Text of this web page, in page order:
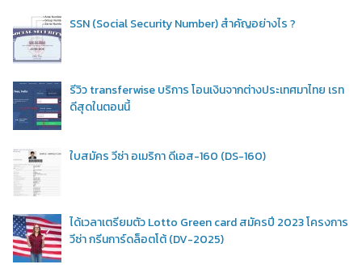
SSN (Social Security Number) สำคัญอย่างไร ?
รีวิว transferwise บริการ โอนเงินจากต่างประเทศมาไทย เรท
ดีสุดในตอนนี้
ใบสมัคร วีซ่า อเมริกา ดีเอส-160 (DS-160)
ได้เวลาเตรียมตัว Lotto Green card สมัครปี 2023 โครงการ
วีซ่า กรีนการ์ดล็อตโต้ (DV-2025)